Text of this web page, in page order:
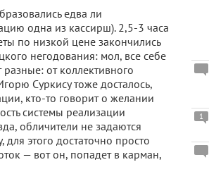
едва ли
одна из кассирш). 2,5-3 часа
по низкой цене закончились
негодования: мол, все себе
от коллективного
Суркису тоже досталось,
кто-то говорит о желании
системы реализации
обличители не задаются
этого достаточно просто
— вот он, попадет в карман,
1